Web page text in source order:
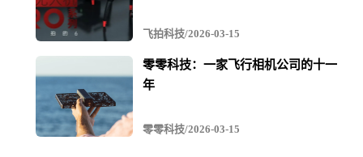
跨境电商千元级无人机生意的逻辑比较直接：依托国内供
应链成本优势，通过平台流量和价格差获取海外消费者。
这一模式在过去几年确实支撑了不少中小品牌的运转，但
面临的变量也在增加：平台流量成本上升、物流和合规费
用走高、各国对无人机进口的监管要求趋严。美国FCC于
2025年底将所有外国制造无人机及零组件列入"受管制清
单"，虽然目前的舆论焦点主要集中在大疆和道通等头部企
飞拍科技/2026-03-15
零零科技：一家飞行相机公司的十一
年
零零科技/2026-03-15